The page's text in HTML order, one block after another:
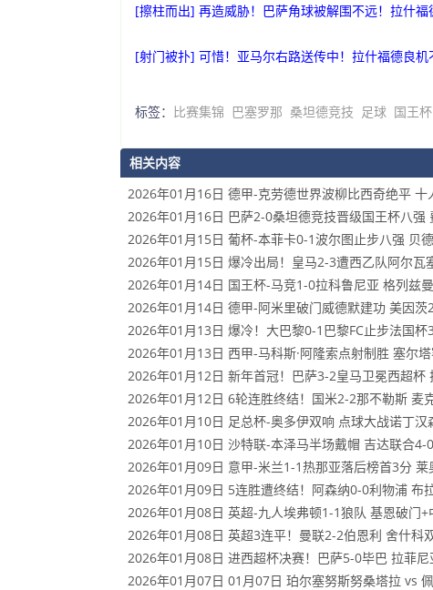
[擦柱而出] 再造威胁！巴萨角球被解围不远！拉什福
[射门被扑] 可惜！亚马尔右路送传中！拉什福德良机
标签： 比赛集锦 巴塞罗那 桑坦德竞技 足球 国王杯
相关内容
2026年01月16日 德甲-克劳德世界波柳比西奇绝平 十
2026年01月16日 巴萨2-0桑坦德竞技晋级国王杯八强
2026年01月15日 葡杯-本菲卡0-1波尔图止步八强 贝
2026年01月15日 爆冷出局！皇马2-3遭西乙队阿尔瓦
2026年01月14日 国王杯-马竞1-0拉科鲁尼亚 格列兹
2026年01月14日 德甲-阿米里破门威德默建功 美因茨
2026年01月13日 爆冷！大巴黎0-1巴黎FC止步法国
2026年01月13日 西甲-马科斯·阿隆索点射制胜 塞尔
2026年01月12日 新年首冠！巴萨3-2皇马卫冕西超杯
2026年01月12日 6轮连胜终结！国米2-2那不勒斯 麦
2026年01月10日 足总杯-奥多伊双响 点球大战诺丁汉
2026年01月10日 沙特联-本泽马半场戴帽 吉达联合4-
2026年01月09日 意甲-米兰1-1热那亚落后榜首3分
2026年01月09日 5连胜遭终结！阿森纳0-0利物浦 布
2026年01月08日 英超-九人埃弗顿1-1狼队 基恩破门
2026年01月08日 英超3连平！曼联2-2伯恩利 舍什科
2026年01月08日 进西超杯决赛！巴萨5-0毕巴 拉菲
2026年01月07日 01月07日 珀尔塞努斯努桑塔拉 vs